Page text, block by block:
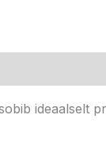
ideaalselt